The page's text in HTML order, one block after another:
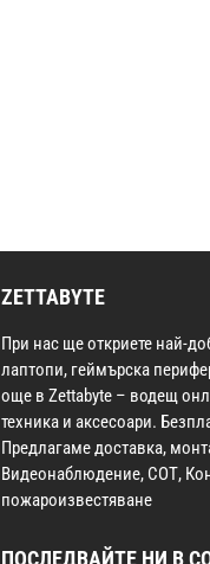
ZETTABYTE
При нас ще откриете най-
лаптопи, геймърска
още в Zettabyte – водещ
техника и аксесоари.
Предлагаме доставка,
Видеонаблюдение, СОТ,
пожароизвестяване
ПОСЛЕДВАЙТЕ НИ В